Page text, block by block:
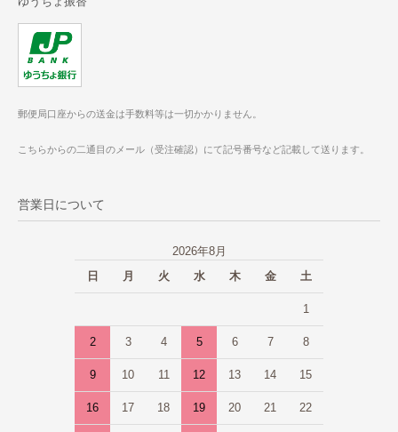
郵便局口座からの送金は手数料等は一切かかりません。
こちらからの二通目のメール（受注確認）にて記号番号など記載して送ります。
営業日について
2026年8月
日
月 火 水 木 金 土
1
2 3 4 5 6 7 8
9 10 11 12 13 14 15
16 17 18 19 20 21 22